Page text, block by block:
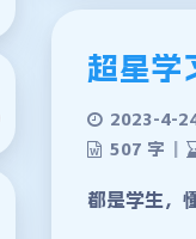
超星学
2023-4-
507 字
都是学生，